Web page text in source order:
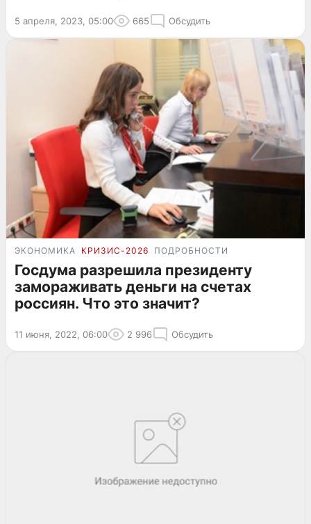
5 апреля, 2023, 05:00 665 Обсудить
ЭКОНОМИКА КРИЗИС-2026 ПОДРОБНОСТИ
Госдума разрешила президенту
замораживать деньги на счетах
россиян. Что это значит?
11 июня, 2022, 06:00 2 996 Обсудить